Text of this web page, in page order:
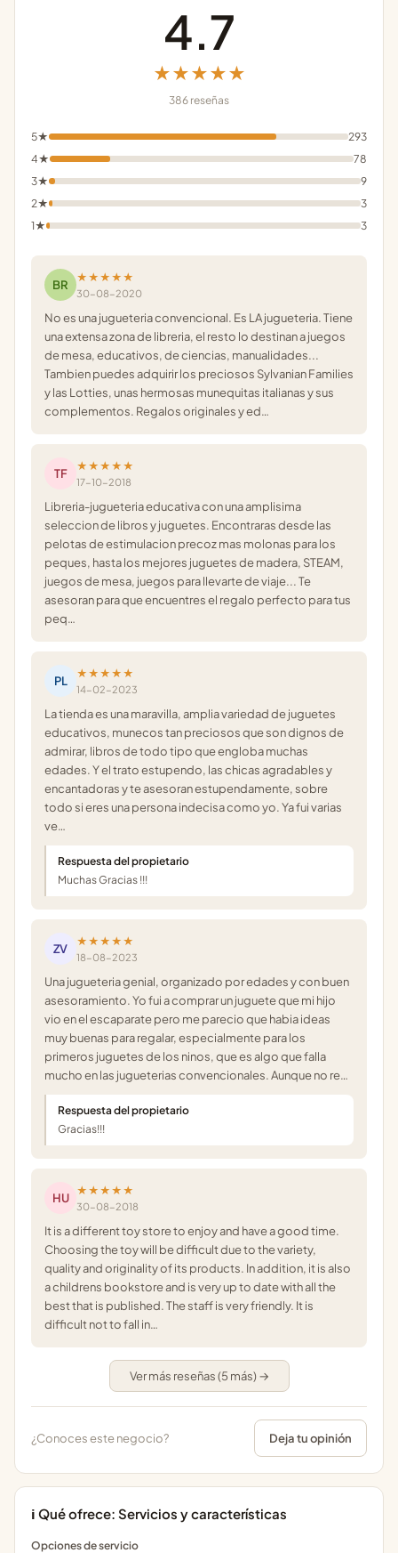
4.7
★★★★★
386 reseñas
5★
293
4★
78
3★
9
2★
3
1★
3
BR
★★★★★
30-08-2020
No es una jugueteria convencional. Es LA jugueteria. Tiene
una extensa zona de libreria, el resto lo destinan a juegos
de mesa, educativos, de ciencias, manualidades...
Tambien puedes adquirir los preciosos Sylvanian Families
y las Lotties, unas hermosas munequitas italianas y sus
complementos. Regalos originales y ed…
TF
★★★★★
17-10-2018
Libreria-jugueteria educativa con una amplisima
seleccion de libros y juguetes. Encontraras desde las
pelotas de estimulacion precoz mas molonas para los
peques, hasta los mejores juguetes de madera, STEAM,
juegos de mesa, juegos para llevarte de viaje... Te
asesoran para que encuentres el regalo perfecto para tus
peq…
PL
★★★★★
14-02-2023
La tienda es una maravilla, amplia variedad de juguetes
educativos, munecos tan preciosos que son dignos de
admirar, libros de todo tipo que engloba muchas
edades. Y el trato estupendo, las chicas agradables y
encantadoras y te asesoran estupendamente, sobre
todo si eres una persona indecisa como yo. Ya fui varias
ve…
Respuesta del propietario
Muchas Gracias !!!
ZV
★★★★★
18-08-2023
Una jugueteria genial, organizado por edades y con buen
asesoramiento. Yo fui a comprar un juguete que mi hijo
vio en el escaparate pero me parecio que habia ideas
muy buenas para regalar, especialmente para los
primeros juguetes de los ninos, que es algo que falla
mucho en las jugueterias convencionales. Aunque no re…
Respuesta del propietario
Gracias!!!
HU
★★★★★
30-08-2018
It is a different toy store to enjoy and have a good time.
Choosing the toy will be difficult due to the variety,
quality and originality of its products. In addition, it is also
a childrens bookstore and is very up to date with all the
best that is published. The staff is very friendly. It is
difficult not to fall in…
Ver más reseñas (5 más) →
¿Conoces este negocio? Deja tu opinión
ℹ️ Qué ofrece: Servicios y características
Opciones de servicio